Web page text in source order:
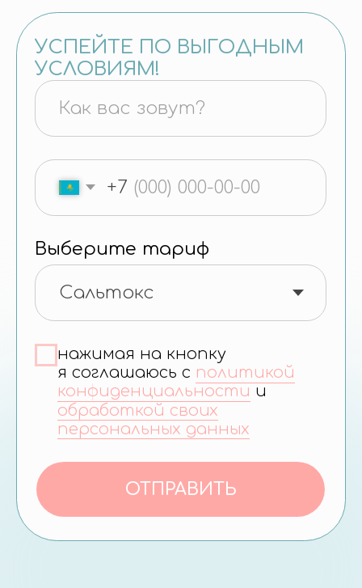
оф. 913
Политика конфиденциальности
Согласие на обработку
персональных данных
Instagram и WhatsApp принадлежат компании
«Meta», которая признана экстремистской
организацией и запрещена в РФ